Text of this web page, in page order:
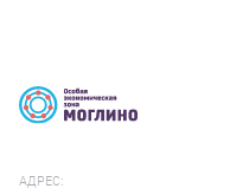
АДРЕС: